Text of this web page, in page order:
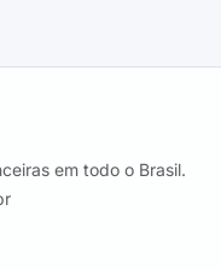
em todo o Brasil.